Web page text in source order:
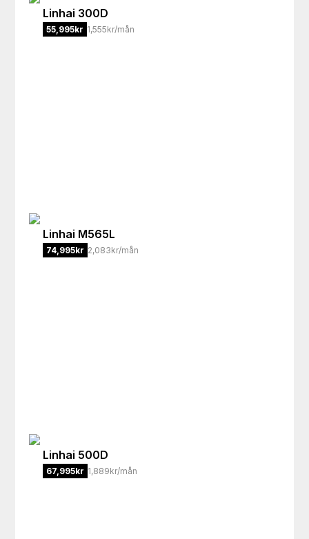
Linhai 300D
55,995kr 1,555kr/mån
Linhai M565L
74,995kr 2,083kr/mån
Linhai 500D
67,995kr 1,889kr/mån